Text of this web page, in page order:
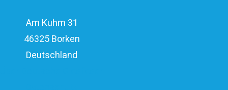
Am Kuhm 31
46325 Borken
Deutschland